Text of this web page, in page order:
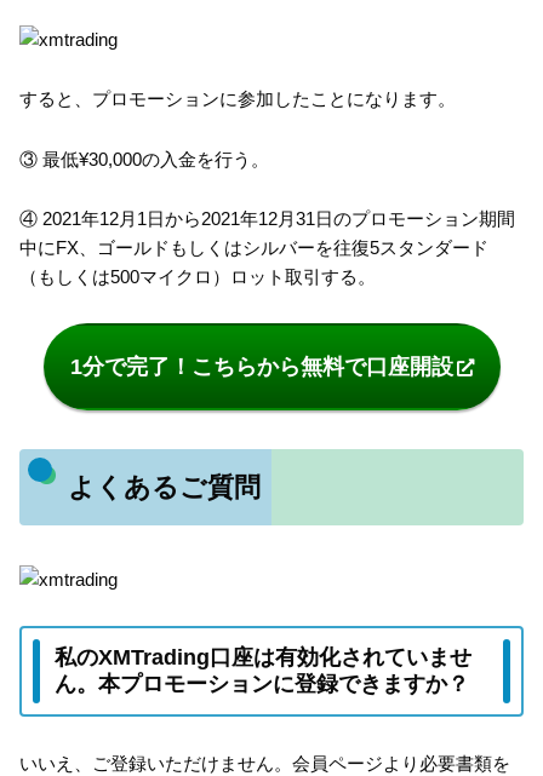
すると、プロモーションに参加したことになります。
③ 最低¥30,000の入金を行う。
④ 2021年12月1日から2021年12月31日のプロモーション期間
中にFX、ゴールドもしくはシルバーを往復5スタンダード
（もしくは500マイクロ）ロット取引する。
1分で完了！こちらから無料で口座開設
よくあるご質問
私のXMTrading口座は有効化されていませ
ん。本プロモーションに登録できますか？
いいえ、ご登録いただけません。会員ページより必要書類を